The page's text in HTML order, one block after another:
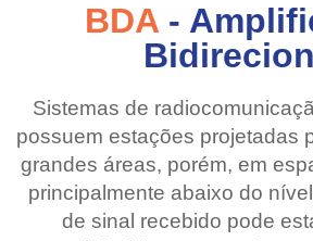
BDA-
Sistemas de
possuem estações projetadas
grandes áreas, porém, em
principalmente abaixo do
de sinal recebido pode